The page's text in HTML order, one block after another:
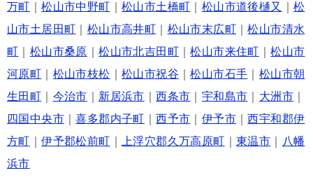
万町
｜松山市中野町 ｜松山市土橋町 松山市道後樋又 ｜松
山市土居田町
松山市高井町 松山市末広町 ｜松山市清水
町
松山市桑原 ｜松山市北吉田町 ｜松山市来住町 ｜松山市
河原町
松山市枝松 ｜松山市祝谷 ｜松山市石手
松山市朝
生田町
今治市 新居浜市 西条市 宇和島市 大洲市
四国中央市 ｜喜多郡内子町 西予市 伊予市
西宇和郡伊
方町
｜伊予郡松前町 ｜上浮穴郡久万高原町 ｜東温市
八幡
浜市